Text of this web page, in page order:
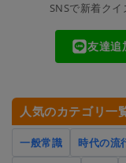
SNSで新着ク
友達追
人気のカテゴリ一
一般常識 時代の流